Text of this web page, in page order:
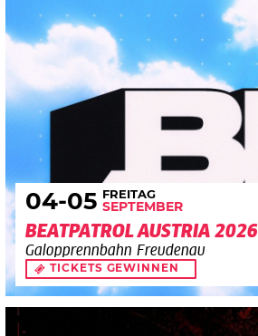
04-05 FREITAG
SEPTEMBER
BEATPATROL AUSTRIA 2026
Galopprennbahn Freudenau
TICKETS GEWINNEN